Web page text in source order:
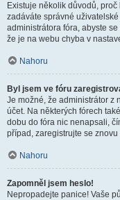
Existuje několik důvodů,
zadáváte správné
administrátora fóra, abyste
že je na webu chyba v
Nahoru
Byl jsem ve fóru
Je možné, že administrátor z
účet. Na některých fórech
dobu do fóra nic nenapsali,
případ, zaregistrujte se
Nahoru
Zapomněl jsem heslo!
Nepropadejte panice! Vaše